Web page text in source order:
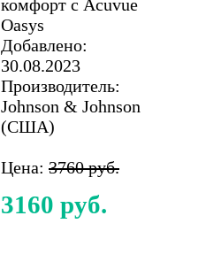
комфорт с Acuvue
Oasys
Добавлено:
30.08.2023
Производитель:
Johnson & Johnson
(США)
Цена: 3760 руб.
3160 руб.